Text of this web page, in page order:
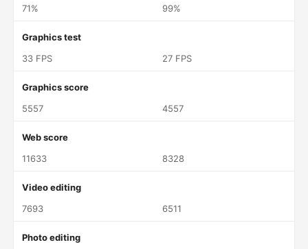
71%
99%
Graphics test
33 FPS
27 FPS
Graphics score
5557
4557
Web score
11633
8328
Video editing
7693
6511
Photo editing